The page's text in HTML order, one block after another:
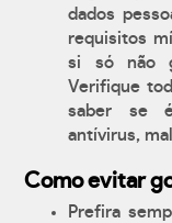
dados
requisitos
si só não
Verifique
saber se
antívirus,
Como evitar
Prefira